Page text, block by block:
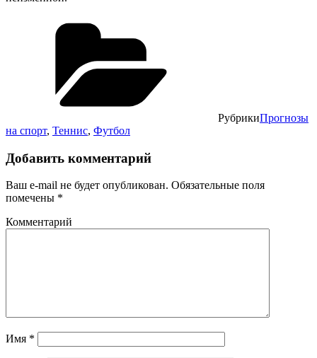
РубрикиПрогнозы
на спорт, Теннис, Футбол
Добавить комментарий
Ваш e-mail не будет опубликован. Обязательные поля
помечены *
Комментарий
Имя *